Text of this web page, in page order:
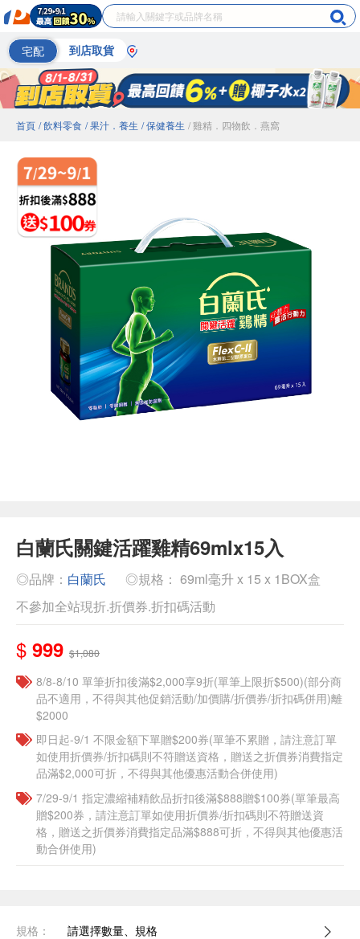
宅配 到店取貨
首頁 / 飲料零食 / 果汁．養生 / 保健養生 / 雞精．四物飲．燕窩
白蘭氏關鍵活躍雞精69mlx15入
◎品牌： 白蘭氏
◎規格： 69ml毫升 x 15 x 1BOX盒
不參加全站現折.折價券.折扣碼活動
$ 999 $1,080
8/8-8/10 單筆折扣後滿$2,000享9折(單筆上限折$500)(部分商
品不適用，不得與其他促銷活動/加價購/折價券/折扣碼併用)離
$2000
即日起-9/1 不限金額下單贈$200券(單筆不累贈，請注意訂單
如使用折價券/折扣碼則不符贈送資格，贈送之折價券消費指定
品滿$2,000可折，不得與其他優惠活動合併使用)
7/29-9/1 指定濃縮補精飲品​折扣後滿$888贈$100券(單筆最高
贈$200券，請注意訂單如使用折價券/折扣碼則不符贈送資
格，贈送之折價券消費指定品滿$888可折，不得與其他優惠活
動合併使用)
規格： 請選擇數量、規格